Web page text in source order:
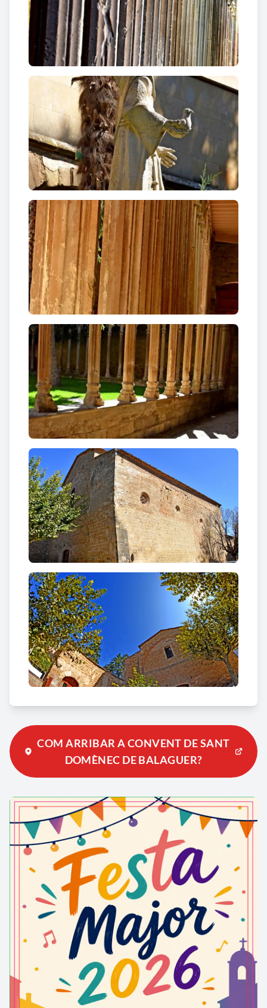
era compost de dues llargues i espaioses ales que
corrien paral·leles de nord a sud. A la primera,
encarada a orient, hi havia a la part baixa la cuina, el
refetor i altres dependències, i a la superior, les
formosa sala capitular, la biblioteca i altres oficines.
Les dues ales formaven en llur interior, al nord, un
formós claustre, que anomenaven del ‘Retir’, que
subsistí fins el 1754. La seva construcció era severa,
amb columnetes o pilars molt petits i humils, sense
gens de magnificència. Al sud d’aquest claustre,
mitjançant una paret mestra, hi havia un altre
claustre, que anava a enllaçar amb l’església,
anomenat de l’Expansió, obra d’estil gòtic que era
un primor per la delicadesa de les seves altes i
esveltes columnes, pel gust i talla dels calats de les
ogives que les unien i per la riquesa en tots els
detalls. Unida a les parets d’aquest segon claustre i
anant d’orient a occident, a la banda de migdia, s’hi
alçava la magnífica església, d’una sola i atrevida
nau, amb una àrea d’uns 280 pams de longitud per
100 de latitud. Tot l’edifici –església i convent– era
d’estil gòtic pur, arcs, voltes, finestres ”.
Curiositats
Davant mateix de l’església del convent trobem una
creu de termede la primera meitat del segle XV, de
característiques gòtiques, profusament historiada.
Al punt d'unió de la creu amb l'asta conegut com
nus o magolla, hi ha un fris esculpit de personatges
bíblics (sant Miquel, santa Caterina, sant Pere, sant
Pau, sant Ramon de Penyafort, sant Andreu i sant
Jaume); estan situats sota uns dossers individuals
de tipologia gòtica que cobreixen les estàtues i
estan rematats per un pinacle que culmina amb un
fris amb decoració floral i heràldica on s’assenta la
creu.
A una cara de la creu, la representació de Crist
Crucificat amb un calat trilobulat de fons. A l’altra
cara, la Mare de Déu amb el Fill, damunt un àngel
que els sosté; a les bandes i damunt tres
personatges alats. Ha estat atribuïda al taller de
COM ARRIBAR A CONVENT DE SANT
DOMÈNEC DE BALAGUER?